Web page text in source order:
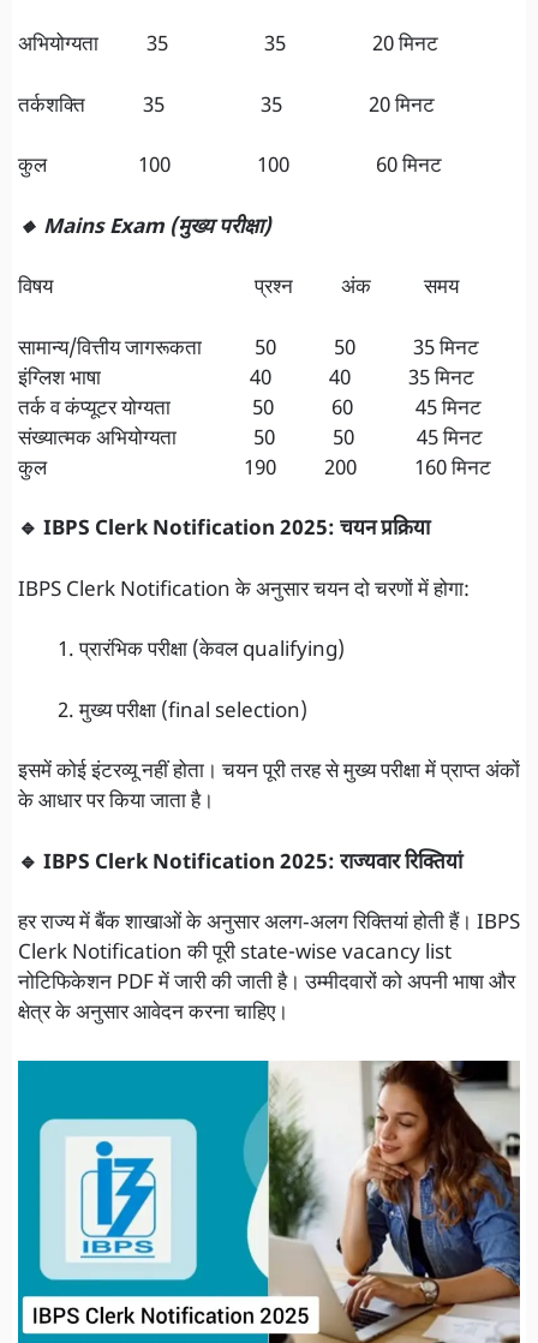
अभियोग्यता 35 35 20 मिनट
तर्कशक्ति 35 35 20 मिनट
कुल 100 100 60 मिनट
🔸 Mains Exam (मुख्य परीक्षा)
विषय प्रश्न अंक समय
सामान्य/वित्तीय जागरूकता 50 50 35 मिनट
इंग्लिश भाषा 40 40 35 मिनट
तर्क व कंप्यूटर योग्यता 50 60 45 मिनट
संख्यात्मक अभियोग्यता 50 50 45 मिनट
कुल 190 200 160 मिनट
🔹 IBPS Clerk Notification 2025: चयन प्रक्रिया
IBPS Clerk Notification के अनुसार चयन दो चरणों में होगा:
प्रारंभिक परीक्षा (केवल qualifying)
मुख्य परीक्षा (final selection)
इसमें कोई इंटरव्यू नहीं होता। चयन पूरी तरह से मुख्य परीक्षा में प्राप्त अंकों
के आधार पर किया जाता है।
🔹 IBPS Clerk Notification 2025: राज्यवार रिक्तियां
हर राज्य में बैंक शाखाओं के अनुसार अलग‑अलग रिक्तियां होती हैं। IBPS
Clerk Notification की पूरी state-wise vacancy list
नोटिफिकेशन PDF में जारी की जाती है। उम्मीदवारों को अपनी भाषा और
क्षेत्र के अनुसार आवेदन करना चाहिए।